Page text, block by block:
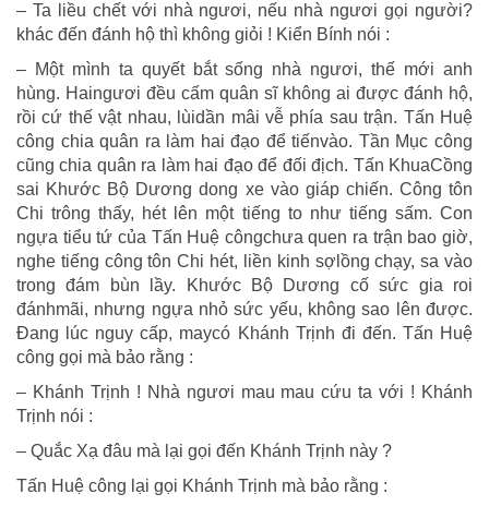
– Ta liều chết với nhà ngươi, nếu nhà ngươi gọi người?
khác đến đánh hộ thì không giỏi ! Kiển Bính nói :
– Một mình ta quyết bắt sống nhà ngươi, thế mới anh
hùng. Haingươi đều cấm quân sĩ không ai được đánh hộ,
rồi cứ thế vật nhau, lùidần mâi vễ phía sau trận. Tấn Huệ
công chia quân ra làm hai đạo để tiếnvào. Tần Mục công
cũng chia quân ra làm hai đạo để đối địch. Tấn KhuaCồng
sai Khước Bộ Dương dong xe vào giáp chiến. Công tôn
Chi trông thấy, hét lên một tiếng to như tiếng sấm. Con
ngựa tiểu tứ của Tấn Huệ côngchưa quen ra trận bao giờ,
nghe tiếng công tôn Chi hét, liền kinh sợlồng chạy, sa vào
trong đám bùn lầy. Khước Bộ Dương cố sức gia roi
đánhmãi, nhưng ngựa nhỏ sức yếu, không sao lên được.
Đang lúc nguy cấp, maycó Khánh Trịnh đi đến. Tấn Huệ
công gọi mà bảo rằng :
– Khánh Trịnh ! Nhà ngươi mau mau cứu ta với ! Khánh
Trịnh nói :
– Quắc Xạ đâu mà lại gọi đến Khánh Trịnh này ?
Tấn Huệ công lại gọi Khánh Trịnh mà bảo rằng :